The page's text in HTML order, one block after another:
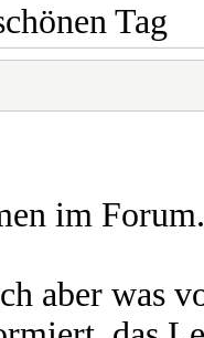
Tag
im Forum.
aber was